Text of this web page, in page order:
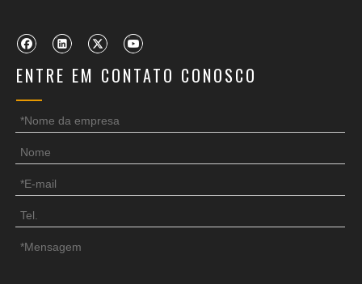
ENTRE EM CONTATO CONOSCO